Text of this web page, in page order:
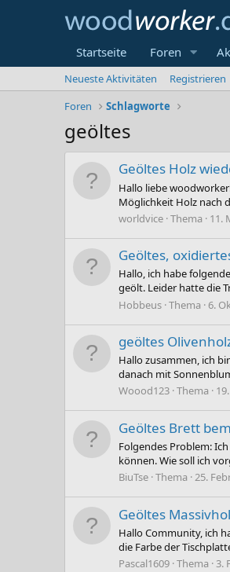
Startseite Foren
Neueste Aktivitäten
Registrieren
Foren
Schlagworte
geöltes
Geöltes Holz
Hallo liebe
Möglichkeit Holz nach
worldvice Thema 11.
Geöltes,
Hallo, ich habe
geölt. Leider hatte die
Hobbeus Thema 6.
geöltes
Hallo zusammen, ich
danach mit
Woood123 Thema
Geöltes Brett
Folgendes Problem:
können. Wie soll ich
BiuTse Thema 25.
Geöltes
Hallo Community, ich
die Farbe der
Pascal1609 Thema 3.